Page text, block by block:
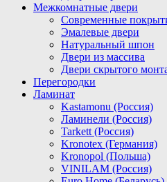
Межкомнатные двери
Современные
Эмалевые двери
Натуральный шпон
Двери из массива
Двери скрытого
Перегородки
Ламинат
Kastamonu (Россия)
Ламинели (Россия)
Tarkett (Россия)
Kronotex (Германия)
Kronopol (Польша)
VINILAM (Россия)